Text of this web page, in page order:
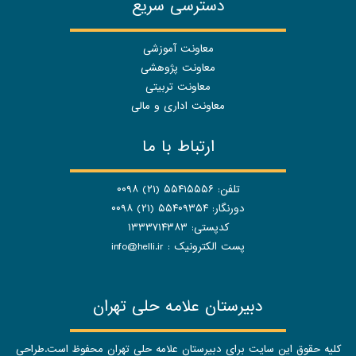
دسترسی سریع
معاونت آموزشی
معاونت پژوهشی
معاونت تربیتی
معاونت اداری و مالی
ارتباط با ما
تلفن: ۵۵۴۱۵۵۵۶ (۲۱) ۰۰۹۸
دورنگار: ۵۵۴۰۹۳۵۴ (۲۱) ۰۰۹۸
کدپستی: ۱۳۳۳۷۱۴۳۸۳
پست الکترونیک : info@helli.ir
دبیرستان علامه حلی تهران
کلیه حقوق این سایت برای دبیرستان علامه حلی تهران محفوظ است.طراحی